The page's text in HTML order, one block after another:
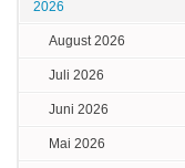
2026
August 2026
Juli 2026
Juni 2026
Mai 2026